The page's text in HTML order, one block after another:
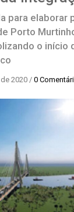
para elaborar
Porto
o início
2020 / 0